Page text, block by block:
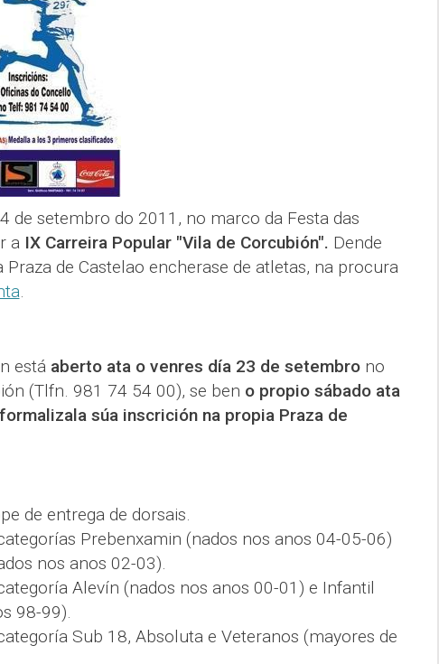
de setembro do 2011, no marco da Festa das
a IX Carreira Popular "Vila de Corcubión". Dende
Praza de Castelao encherase de atletas, na procura
.
estáaberto ata o venres día 23 de setembro no
(Tlfn. 981 74 54 00), se ben o propio sábado ata
súa inscrición na propia Praza de
de entrega de dorsais.
Prebenxamin (nados nos anos 04-05-06)
nos anos 02-03).
Alevín (nados nos anos 00-01) e Infantil
98-99).
Sub 18, Absoluta e Veteranos (mayores de